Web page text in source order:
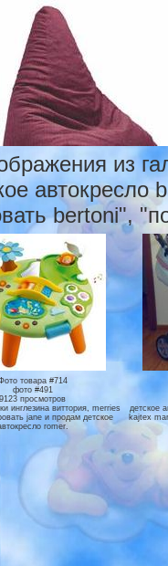
из
bertoni",
товара #714
фото #491
9123 просмотров
инглезина виттория, merries
jane и продам детское
romer.
детское
kajtex